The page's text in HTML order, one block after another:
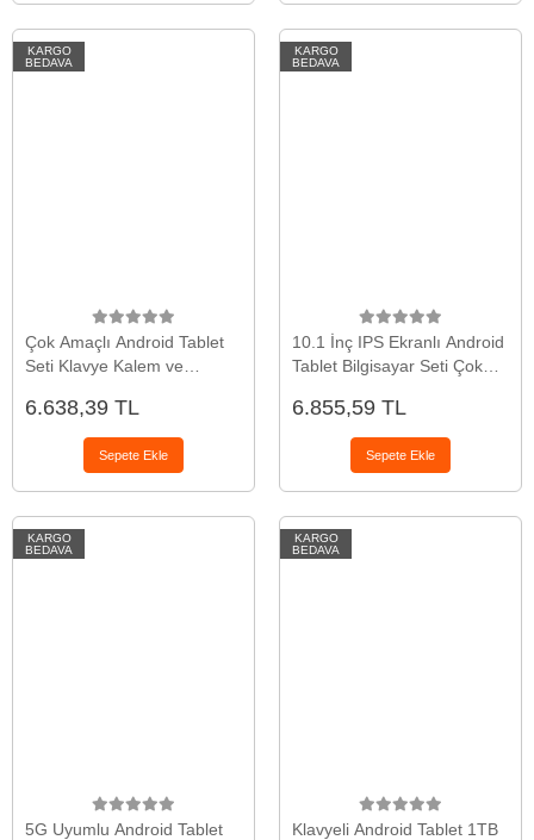
KARGO
BEDAVA
Çok Amaçlı Android Tablet
Seti Klavye Kalem ve
6.638,39 TL
Sepete Ekle
KARGO
BEDAVA
10.1 İnç IPS Ekranlı Android
Tablet Bilgisayar Seti Çok
6.855,59 TL
Sepete Ekle
KARGO
BEDAVA
5G Uyumlu Android Tablet
KARGO
BEDAVA
Klavyeli Android Tablet 1TB